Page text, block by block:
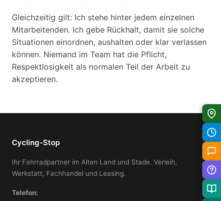
Gleichzeitig gilt: Ich stehe hinter jedem einzelnen
Mitarbeitenden. Ich gebe Rückhalt, damit sie solche
Situationen einordnen, aushalten oder klar verlassen
können. Niemand im Team hat die Pflicht,
Respektlosigkeit als normalen Teil der Arbeit zu
akzeptieren.
Cycling-Stop
Ihr Fahrradpartner im Alten Land und Stade. Verleih,
Werkstatt, Fachhandel und Leasing.
Telefon: